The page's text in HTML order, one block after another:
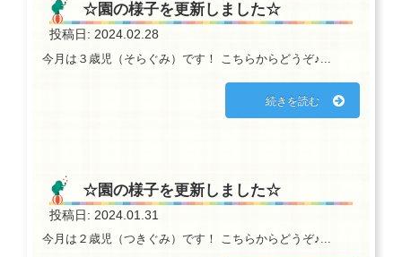
☆園の様子を更新しました☆
投稿日: 2024.02.28
今月は３歳児（そらぐみ）です！ こちらからどうぞ♪...
続きを読む
☆園の様子を更新しました☆
投稿日: 2024.01.31
今月は２歳児（つきぐみ）です！ こちらからどうぞ♪...